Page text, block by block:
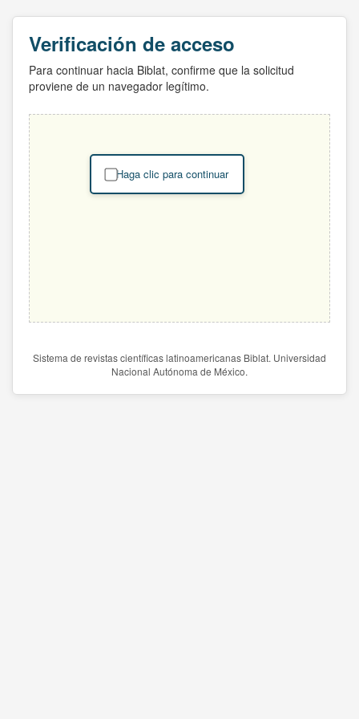
Verificación de acceso
Para continuar hacia Biblat, confirme que la solicitud
proviene de un navegador legítimo.
Haga clic para continuar
Sistema de revistas científicas latinoamericanas Biblat. Universidad
Nacional Autónoma de México.